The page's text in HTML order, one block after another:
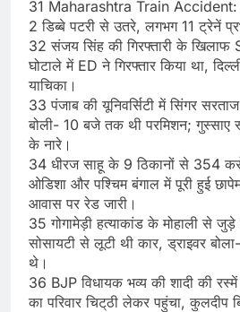
31 Maharashtra Train Accident:
2 डिब्बे पटरी से उतरे, लगभग 11 ट्रेनें
32 संजय सिंह की गिरफ्तारी के खिलाफ
घोटाले में ED ने गिरफ्तार किया था,
याचिका।
33 पंजाब की यूनिवर्सिटी में सिंगर
बोली- 10 बजे तक थी परमिशन; गुस्साए
के नारे।
34 धीरज साहू के 9 ठिकानों से 354
ओडिशा और पश्चिम बंगाल में पूरी हुई
आवास पर रेड जारी।
35 गोगामेड़ी हत्याकांड के मोहाली से
सोसायटी से लूटी थी कार, ड्राइवर
थे।
36 BJP विधायक भव्य की शादी की
का परिवार चिट्‌ठी लेकर पहुंचा, कुलदीप